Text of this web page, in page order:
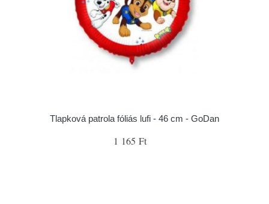
Tlapková patrola fóliás lufi - 46 cm - GoDan
1 165 Ft